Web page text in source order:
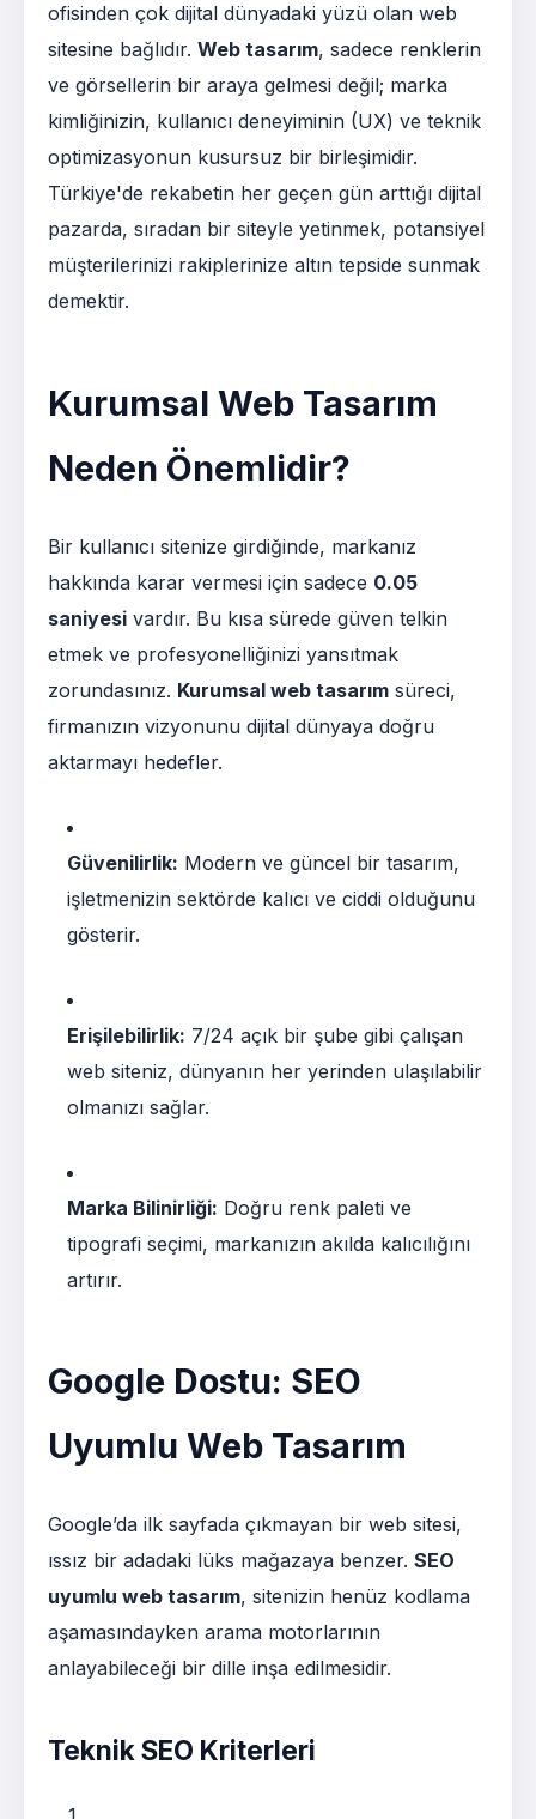
ofisinden çok dijital dünyadaki yüzü olan web
sitesine bağlıdır. Web tasarım, sadece renklerin
ve görsellerin bir araya gelmesi değil; marka
kimliğinizin, kullanıcı deneyiminin (UX) ve teknik
optimizasyonun kusursuz bir birleşimidir.
Türkiye'de rekabetin her geçen gün arttığı dijital
pazarda, sıradan bir siteyle yetinmek, potansiyel
müşterilerinizi rakiplerinize altın tepside sunmak
demektir.
Kurumsal Web Tasarım
Neden Önemlidir?
Bir kullanıcı sitenize girdiğinde, markanız
hakkında karar vermesi için sadece 0.05
saniyesi vardır. Bu kısa sürede güven telkin
etmek ve profesyonelliğinizi yansıtmak
zorundasınız. Kurumsal web tasarım süreci,
firmanızın vizyonunu dijital dünyaya doğru
aktarmayı hedefler.
Güvenilirlik: Modern ve güncel bir tasarım,
işletmenizin sektörde kalıcı ve ciddi olduğunu
gösterir.
Erişilebilirlik: 7/24 açık bir şube gibi çalışan
web siteniz, dünyanın her yerinden ulaşılabilir
olmanızı sağlar.
Marka Bilinirliği: Doğru renk paleti ve
tipografi seçimi, markanızın akılda kalıcılığını
artırır.
Google Dostu: SEO
Uyumlu Web Tasarım
Google’da ilk sayfada çıkmayan bir web sitesi,
ıssız bir adadaki lüks mağazaya benzer. SEO
uyumlu web tasarım, sitenizin henüz kodlama
aşamasındayken arama motorlarının
anlayabileceği bir dille inşa edilmesidir.
Teknik SEO Kriterleri